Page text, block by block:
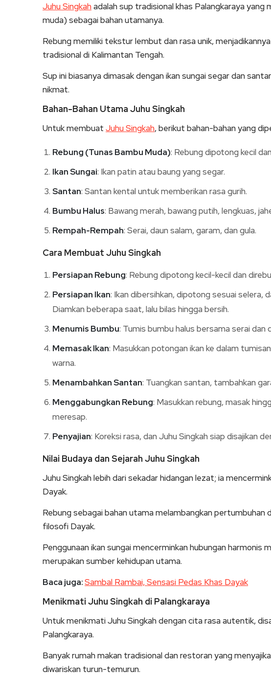
Juhu Singkahadalah sup tradisional khas Palangkaraya
muda) sebagai bahan utamanya.
Rebung memiliki tekstur lembut dan rasa unik,
tradisional di Kalimantan Tengah.
Sup ini biasanya dimasak dengan ikan sungai segar dan
nikmat.
Bahan-Bahan Utama Juhu Singkah
Untuk membuat Juhu Singkah, berikut bahan-bahan yang
Rebung (Tunas Bambu Muda): Rebung dipotong kecil
Ikan Sungai: Ikan patin atau baung yang segar.
Santan: Santan kental untuk memberikan rasa gurih.
Bumbu Halus: Bawang merah, bawang putih, lengkuas,
Rempah-Rempah: Serai, daun salam, garam, dan gula.
Cara Membuat Juhu Singkah
Persiapan Rebung: Rebung dipotong kecil-kecil dan
Persiapan Ikan: Ikan dibersihkan, dipotong sesuai selera,
Diamkan beberapa saat, lalu bilas hingga bersih.
Menumis Bumbu: Tumis bumbu halus bersama serai dan
Memasak Ikan: Masukkan potongan ikan ke dalam
warna.
Menambahkan Santan: Tuangkan santan, tambahkan
Menggabungkan Rebung: Masukkan rebung, masak
meresap.
Penyajian: Koreksi rasa, dan Juhu Singkah siap disajikan
Nilai Budaya dan Sejarah Juhu Singkah
Juhu Singkah lebih dari sekadar hidangan lezat; ia
Dayak.
Rebung sebagai bahan utama melambangkan pertumbuhan
filosofi Dayak.
Penggunaan ikan sungai mencerminkan hubungan harmonis
merupakan sumber kehidupan utama.
Baca juga:Sambal Rambai, Sensasi Pedas Khas Dayak
Menikmati Juhu Singkah di Palangkaraya
Untuk menikmati Juhu Singkah dengan cita rasa autentik,
Palangkaraya.
Banyak rumah makan tradisional dan restoran yang
diwariskan turun-temurun.